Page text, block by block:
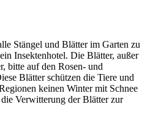
Stängel und Blätter im Garten zu
Insektenhotel. Die Blätter, außer
bitte auf den Rosen- und
Blätter schützen die Tiere und
keinen Winter mit Schnee
Verwitterung der Blätter zur